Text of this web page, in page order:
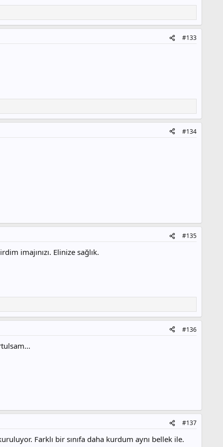
#133
#134
#135
imajınızı. Elinize sağlık.
#136
#137
Farklı bir sınıfa daha kurdum aynı bellek ile.